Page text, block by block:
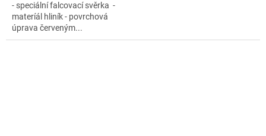
- speciální falcovací svěrka -
materíál hliník - povrchová
úprava červeným...